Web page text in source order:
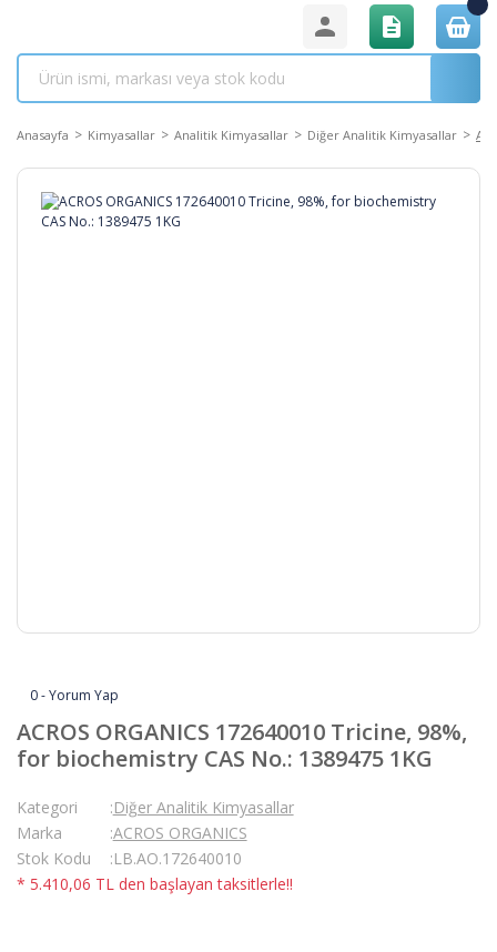
Anasayfa Kimyasallar Analitik Kimyasallar Diğer Analitik Kimyasallar
0 - Yorum Yap
ACROS ORGANICS 172640010 Tricine, 98%,
for biochemistry CAS No.: 1389475 1KG
Kategori
Diğer Analitik Kimyasallar
Marka
ACROS ORGANICS
Stok Kodu
LB.AO.172640010
* 5.410,06 TL den başlayan taksitlerle!!